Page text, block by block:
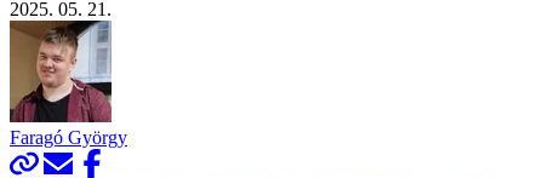
2025. 05. 21.
Faragó György